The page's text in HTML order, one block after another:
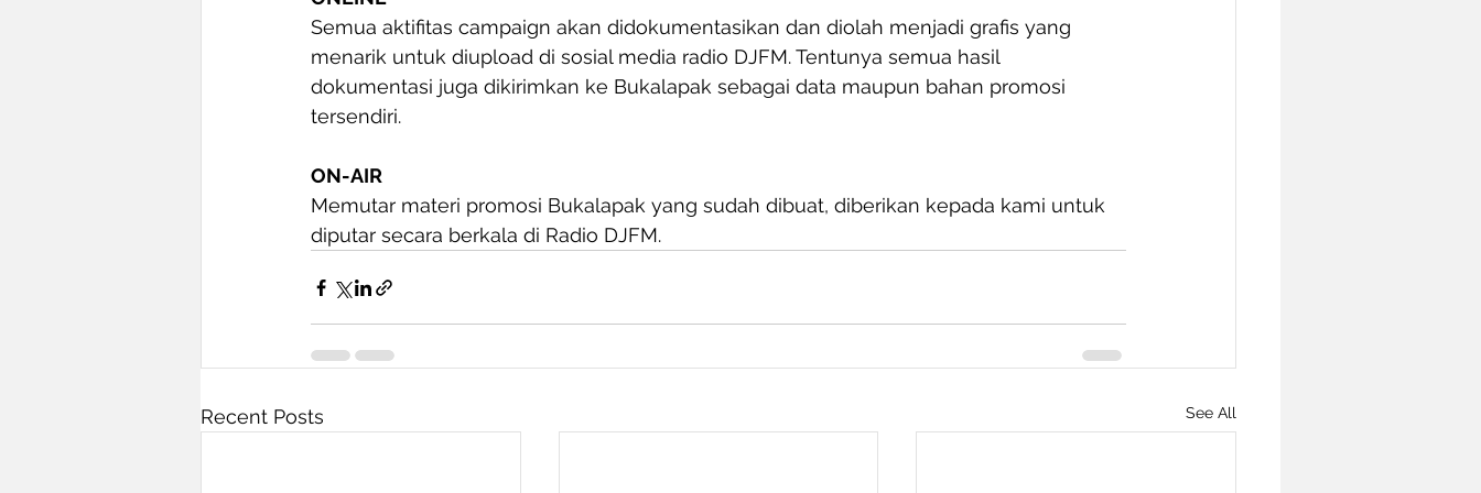
Semua aktifitas campaign akan didokumentasikan dan diolah menjadi grafis yang
menarik untuk diupload di sosial media radio DJFM. Tentunya semua hasil
dokumentasi juga dikirimkan ke Bukalapak sebagai data maupun bahan promosi
tersendiri.
ON-AIR
Memutar materi promosi Bukalapak yang sudah dibuat, diberikan kepada kami untuk
diputar secara berkala di Radio DJFM.
Recent Posts See All